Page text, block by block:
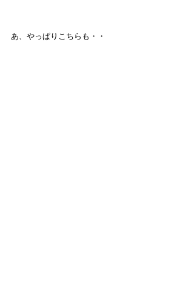
あ、やっぱりこちらも・・